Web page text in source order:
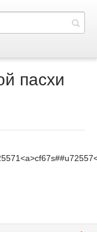
пасхи
<a>cf67s##u72557